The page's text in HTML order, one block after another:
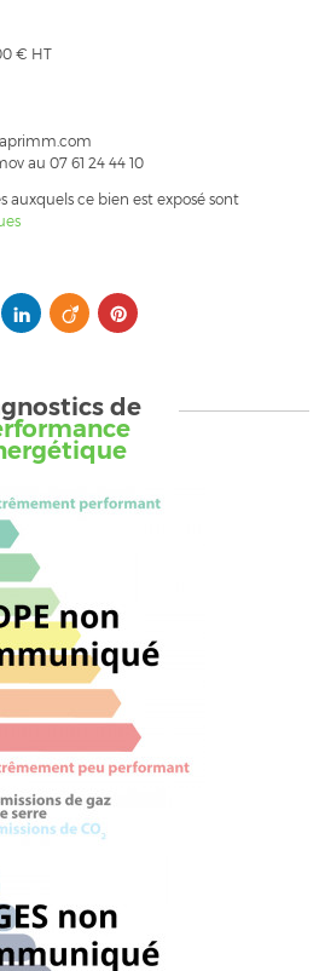
€ HT
au 07 61 24 44 10
auxquels ce bien est exposé sont
de